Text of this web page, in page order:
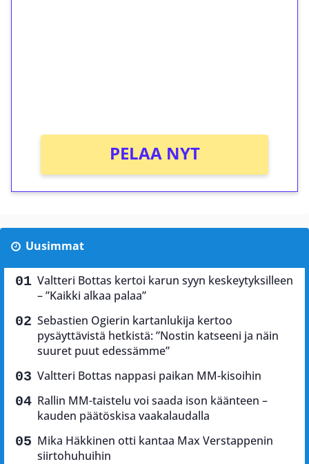
PELAA NYT
Uusimmat
Valtteri Bottas kertoi karun syyn keskeytyksilleen
– ”Kaikki alkaa palaa”
Sebastien Ogierin kartanlukija kertoo
pysäyttävistä hetkistä: ”Nostin katseeni ja näin
suuret puut edessämme”
Valtteri Bottas nappasi paikan MM-kisoihin
Rallin MM-taistelu voi saada ison käänteen –
kauden päätöskisa vaakalaudalla
Mika Häkkinen otti kantaa Max Verstappenin
siirtohuhuihin